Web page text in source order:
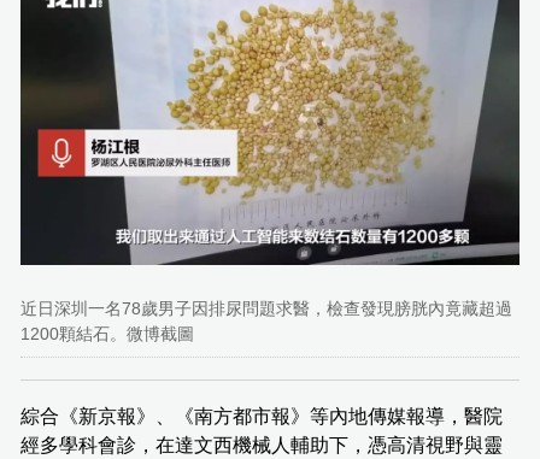
近日深圳一名78歲男子因排尿問題求醫，檢查發現膀胱內竟藏超過
1200顆結石。微博截圖
綜合《新京報》、《南方都市報》等內地傳媒報導，醫院
經多學科會診，在達文西機械人輔助下，憑高清視野與靈